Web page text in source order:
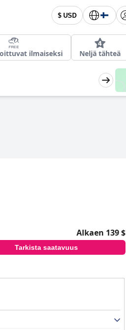
$ USD
ilmaiseksi Neljä tähteä
Alkaen 139 $
Tarkista saatavuus